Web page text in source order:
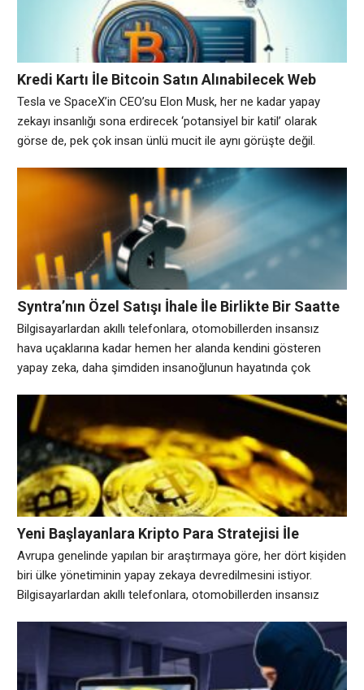
Musk’ın yapay zeka
Kredi Kartı İle Bitcoin Satın Alınabilecek Web
Sitelerin Listesi
Tesla ve SpaceX’in CEO’su Elon Musk, her ne kadar yapay
zekayı insanlığı sona erdirecek ‘potansiyel bir katil’ olarak
görse de, pek çok insan ünlü mucit ile aynı görüşte değil.
biri ülke yönetiminin yapay zekaya devredilmesini istiyor.
Bilgisayarlardan akıllı telefonlara, otomobillerden insansız
hava uçaklarına kadar hemen her alanda kendini gösteren
Syntra’nın Özel Satışı İhale İle Birlikte Bir Saatte
Tamamlandı!
Bilgisayarlardan akıllı telefonlara, otomobillerden insansız
hava uçaklarına kadar hemen her alanda kendini gösteren
yapay zeka, daha şimdiden insanoğlunun hayatında çok
Gelecek Yapay zeka yaşadığımız gezegen için bir tehdit mi,
yoksa bizleri yüklerimizden kurtaracak bir mucize mi?
Dünyadaki pek çok insan, bu sorunun cevabını arıyor. Elon
Musk’ın yapay zeka
Yeni Başlayanlara Kripto Para Stratejisi İle
Alakalı Kritik Bilgiler !
Avrupa genelinde yapılan bir araştırmaya göre, her dört kişiden
biri ülke yönetiminin yapay zekaya devredilmesini istiyor.
Bilgisayarlardan akıllı telefonlara, otomobillerden insansız
yapay zeka, daha şimdiden insanoğlunun hayatında çok
önemli yer kaplamaya başladı. 2019 Yılında’da Yeni Özellikler
Gelecek Yapay zeka yaşadığımız gezegen için bir tehdit mi,